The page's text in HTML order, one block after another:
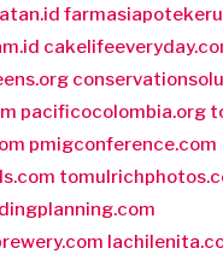
pacificocolombia.org
pmigconference.com